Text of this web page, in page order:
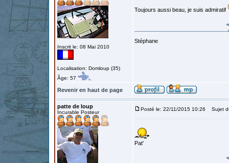
Inscrit le: 08 Mai 2010
Localisation: Domloup (35)
Âge: 57
Toujours aussi beau, je suis admiratif
Stéphane
Revenir en haut de page
patte de loup
Incurable Posteur
Posté le: 22/11/2015 10:26 Sujet
Pat'